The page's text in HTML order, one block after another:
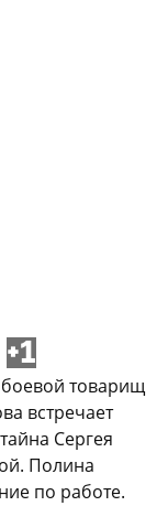
+1
товарищ
встречает
Сергея
Полина
по работе.